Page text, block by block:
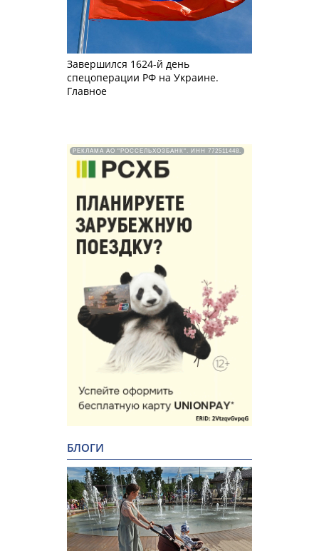
Завершился 1624-й день
спецоперации РФ на Украине.
Главное
РЕКЛАМА АО "РОССЕЛЬХОЗБАНК". ИНН 772511448.
БЛОГИ